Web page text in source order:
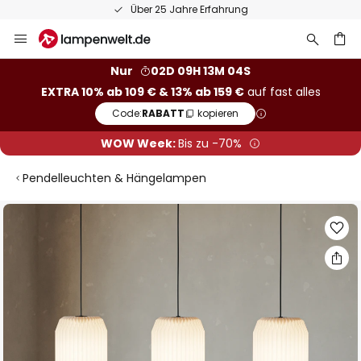
Über 25 Jahre Erfahrung
Inhalt
Nur
02D 09H 13M 04S
EXTRA 10% ab 109 € & 13% ab 159 €auf fast alles
Code:RABATT kopieren
WOW Week:Bis zu -70%
Pendelleuchten & Hängelampen
Zum